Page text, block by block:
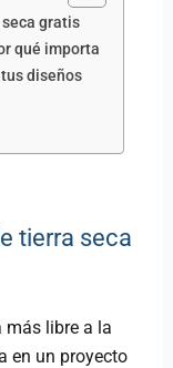
gratis
qué importa
diseños
tierra seca
más libre a la
en un proyecto